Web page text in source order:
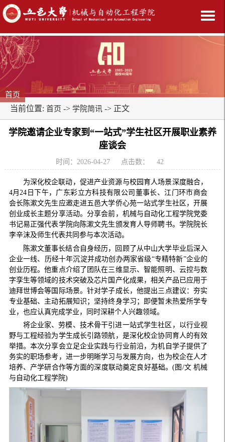
首页
当前位置: 首页 -> 学院简讯 -> 正文
学院邀请企业专家到“一站式”学生社区开展职业素养
座谈会
时间：2026-04-27 点击数： 42
为深化校企联动，促进产业资源与校园育人场景深度融合，
4月24日下午，广东彩立方科技有限公司董事长、江门环市商会
会长陈漱文先生应邀走进五邑大学侨心苑一站式学生社区，开展
创业成长主题分享活动。分享会前，机械与自动化工程学院党委
书记易正强代表学院向陈漱文先生颁发育人导师聘书。学院院长
李辛沫及师生代表共同参与本次活动。
陈漱文董事长结合自身经历，回顾了从中山大学毕业后深入
企业一线、历经十年沉淀并成功创办两家省级“专精特新”企业的
创业历程。他重点介绍了团队在三维显示、智能照明、云控与数
字孪生等领域的技术突破及芯片国产化成果，相关产品已应用于
迪拜世博会等国际场景。针对学子成长，他提出三点建议：夯实
专业基础、主动拓展知识；坚持终身学习；即便暂未热爱所学专
业，也应认真完成学业，同时深耕个人兴趣领域。
将企业家、劳模、技术骨干引进一站式学生社区，以行业视
野与工程经验为学生成长引路领航，是深化校企协同育人的有效
举措。本次分享会立足企业实践与行业前沿，为机自学子提供了
务实的职场参考，进一步明晰学习与发展方向，也为校企在人才
培养、产学研合作等方面的深度联动奠定良好基础。(图/文 机械
与自动化工程学院)